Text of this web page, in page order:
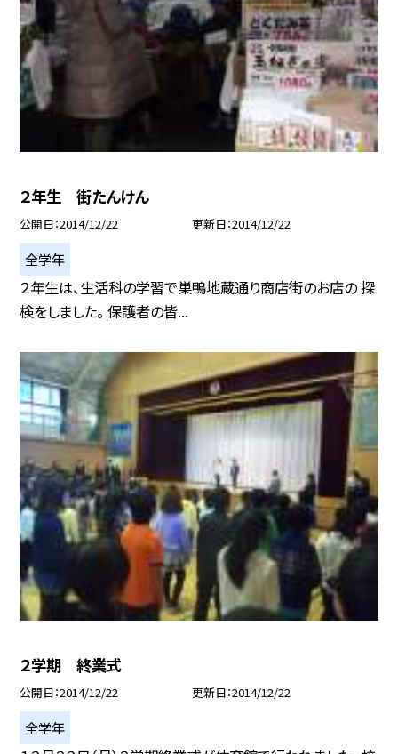
２年生 街たんけん
公開日 2014/12/22 更新日 2014/12/22
全学年
２年生は、生活科の学習で巣鴨地蔵通り商店街のお店の 探
検をしました。 保護者の皆...
２学期 終業式
公開日 2014/12/22 更新日 2014/12/22
全学年